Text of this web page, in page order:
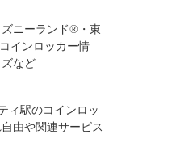
ズニーランド®・東
インロッカー情
など
ィ駅のコインロッ
由や関連サービス